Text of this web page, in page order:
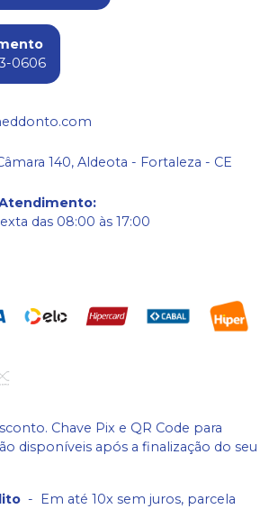
0606
140, Aldeota - Fortaleza - CE
:
das 08:00 às 17:00
Chave Pix e QR Code para
disponíveis após a finalização do seu
- Em até 10x sem juros, parcela